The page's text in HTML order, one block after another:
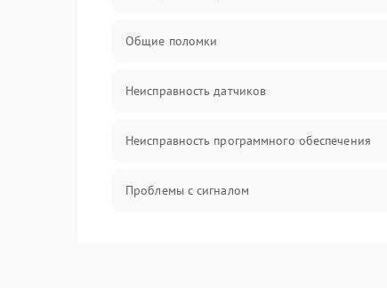
Общие поломки
Неисправность датчиков
Неисправность программного обеспечения
Проблемы с сигналом